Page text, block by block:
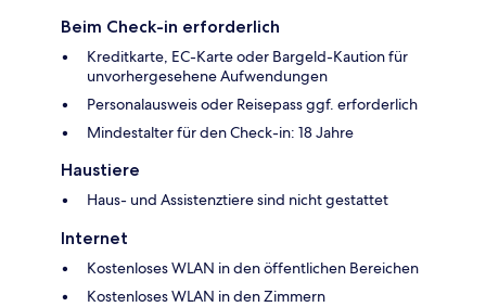
Beim Check-in erforderlich
Kreditkarte, EC-Karte oder Bargeld-Kaution für
unvorhergesehene Aufwendungen
Personalausweis oder Reisepass ggf. erforderlich
Mindestalter für den Check-in: 18 Jahre
Haustiere
Haus- und Assistenztiere sind nicht gestattet
Internet
Kostenloses WLAN in den öffentlichen Bereichen
Kostenloses WLAN in den Zimmern